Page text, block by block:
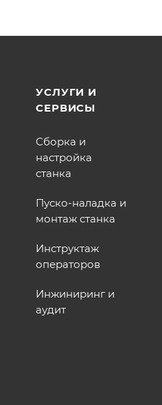
УСЛУГИ И
СЕРВИСЫ
Сборка и
настройка
станка
Пуско-наладка и
монтаж станка
Инструктаж
операторов
Инжиниринг и
аудит